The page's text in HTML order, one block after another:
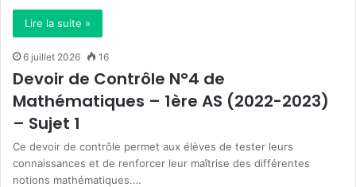
Lire la suite »
6 juillet 2026 16
Devoir de Contrôle N°4 de
Mathématiques – 1ère AS (2022-2023)
– Sujet 1
Ce devoir de contrôle permet aux élèves de tester leurs
connaissances et de renforcer leur maîtrise des différentes
notions mathématiques.…